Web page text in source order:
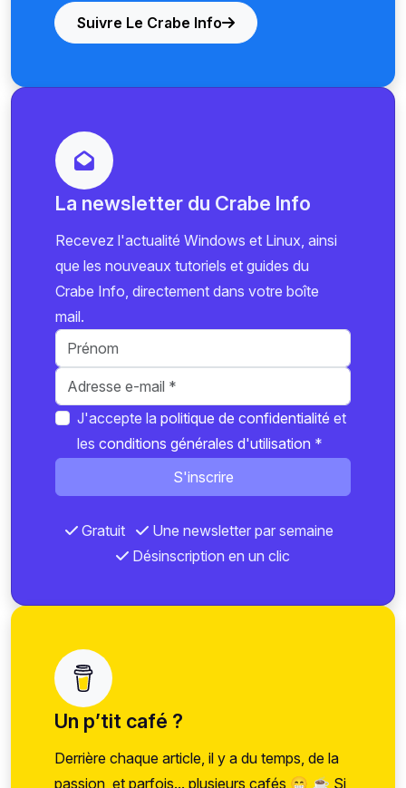
Suivre Le Crabe Info
La newsletter du Crabe Info
Recevez l'actualité Windows et Linux, ainsi
que les nouveaux tutoriels et guides du
Crabe Info, directement dans votre boîte
mail.
J'accepte la politique de confidentialité et
les conditions générales d'utilisation *
S'inscrire
Gratuit
Une newsletter par semaine
Désinscription en un clic
Un p’tit café ?
Derrière chaque article, il y a du temps, de la
passion, et parfois... plusieurs cafés 😁 ☕ Si